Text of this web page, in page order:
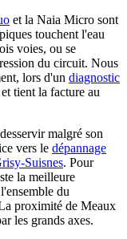
et la Naia Micro sont
touchent l'eau
voies, ou se
du circuit. Nous
lors d'un diagnostic
tient la facture au
malgré son
vers le dépannage
Suisnes. Pour
la meilleure
du
proximité de Meaux
les grands axes.